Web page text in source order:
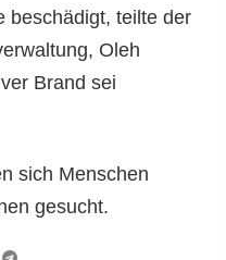
beschädigt, teilte der
Oleh
Brand sei
sich Menschen
gesucht.